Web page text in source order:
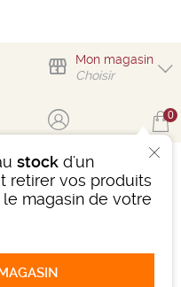
Mon magasin
Choisir
stock d'un
retirer vos produits
magasin de votre
0
ALPILLES BLANC
DES
-Bouteille de 75 cl